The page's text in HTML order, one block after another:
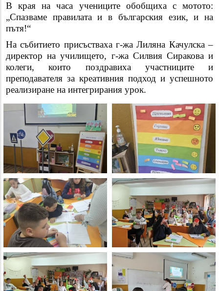
В края на часа учениците обобщиха с мотото:
„Спазваме правилата и в българския език, и на
пътя!“
На събитието присъстваха г-жа Лиляна Качулска –
директор на училището, г-жа Силвия Сиракова и
колеги, които поздравиха участниците и
преподавателя за креативния подход и успешното
реализиране на интегрирания урок.